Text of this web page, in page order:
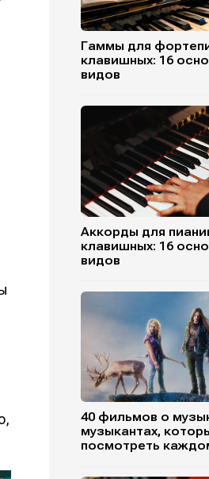
Гаммы для
клавишных: 16
видов
Аккорды для
клавишных: 16
видов
40 фильмов о
музыкантах,
посмотреть